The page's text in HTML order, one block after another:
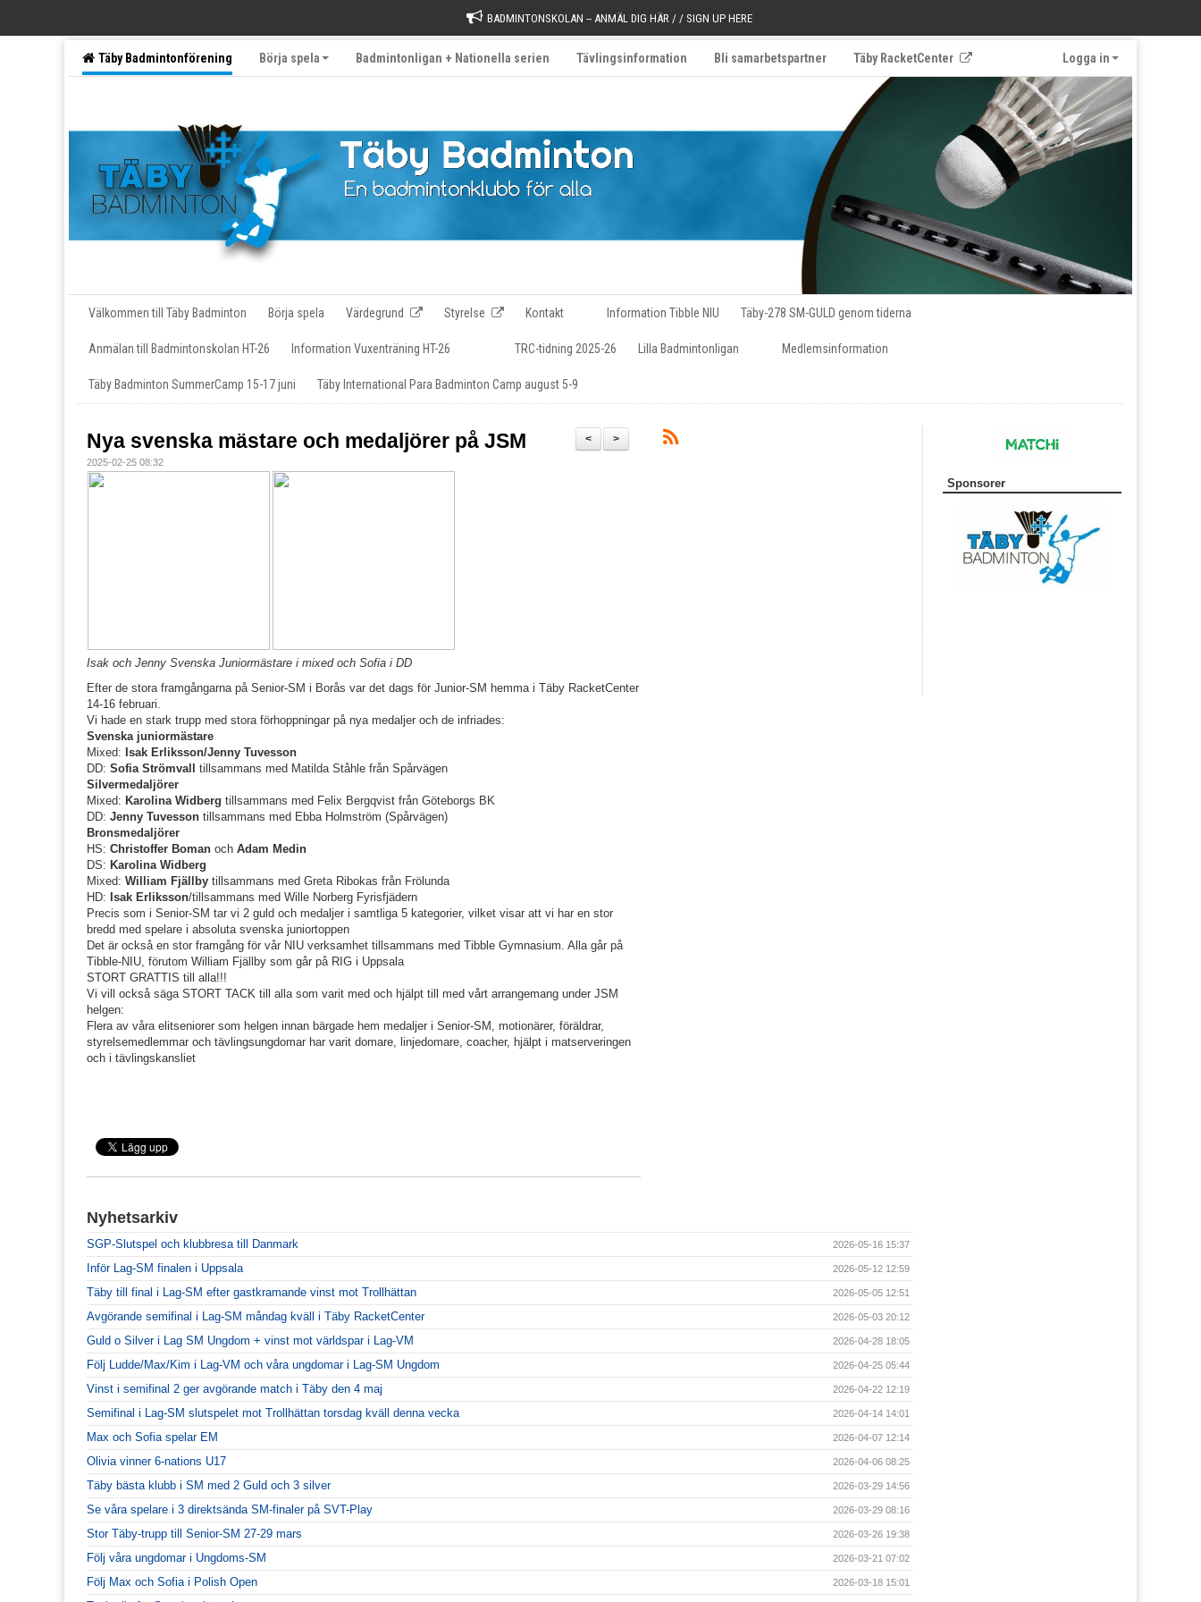
BADMINTONSKOLAN -- ANMÄL DIG HÄR / / SIGN UP HERE
Täby Badmintonförening Börja spela Badmintonligan + Nationella serien Tävlingsinformation Bli samarbetspartner Täby RacketCenter Logga in
Välkommen till Täby Badminton Börja spela Värdegrund Styrelse Kontakt Information Tibble NIU Täby-278 SM-GULD genom tiderna
Anmälan till Badmintonskolan HT-26 Information Vuxenträning HT-26 TRC-tidning 2025-26 Lilla Badmintonligan Medlemsinformation
Täby Badminton SummerCamp 15-17 juni Täby International Para Badminton Camp august 5-9
>
<
Nya svenska mästare och medaljörer på JSM
2025-02-25 08:32
Isak och Jenny Svenska Juniormästare i mixed och Sofia i DD
Efter de stora framgångarna på Senior-SM i Borås var det dags för Junior-SM hemma i Täby RacketCenter
14-16 februari.
Vi hade en stark trupp med stora förhoppningar på nya medaljer och de infriades:
Svenska juniormästare
Mixed: Isak Erliksson/Jenny Tuvesson
DD: Sofia Strömvall tillsammans med Matilda Ståhle från Spårvägen
Silvermedaljörer
Mixed: Karolina Widberg tillsammans med Felix Bergqvist från Göteborgs BK
DD: Jenny Tuvesson tillsammans med Ebba Holmström (Spårvägen)
Bronsmedaljörer
HS: Christoffer Boman och Adam Medin
DS: Karolina Widberg
Mixed: William Fjällby tillsammans med Greta Ribokas från Frölunda
HD: Isak Erliksson/tillsammans med Wille Norberg Fyrisfjädern
Precis som i Senior-SM tar vi 2 guld och medaljer i samtliga 5 kategorier, vilket visar att vi har en stor
bredd med spelare i absoluta svenska juniortoppen
Det är också en stor framgång för vår NIU verksamhet tillsammans med Tibble Gymnasium. Alla går på
Tibble-NIU, förutom William Fjällby som går på RIG i Uppsala
STORT GRATTIS till alla!!!
Vi vill också säga STORT TACK till alla som varit med och hjälpt till med vårt arrangemang under JSM
helgen:
Flera av våra elitseniorer som helgen innan bärgade hem medaljer i Senior-SM, motionärer, föräldrar,
styrelsemedlemmar och tävlingsungdomar har varit domare, linjedomare, coacher, hjälpt i matserveringen
och i tävlingskansliet
Nyhetsarkiv
SGP-Slutspel och klubbresa till Danmark 2026-05-16 15:37
Inför Lag-SM finalen i Uppsala 2026-05-12 12:59
Täby till final i Lag-SM efter gastkramande vinst mot Trollhättan 2026-05-05 12:51
Avgörande semifinal i Lag-SM måndag kväll i Täby RacketCenter 2026-05-03 20:12
Guld o Silver i Lag SM Ungdom + vinst mot världspar i Lag-VM 2026-04-28 18:05
Följ Ludde/Max/Kim i Lag-VM och våra ungdomar i Lag-SM Ungdom 2026-04-25 05:44
Vinst i semifinal 2 ger avgörande match i Täby den 4 maj 2026-04-22 12:19
Semifinal i Lag-SM slutspelet mot Trollhättan torsdag kväll denna vecka 2026-04-14 14:01
Max och Sofia spelar EM 2026-04-07 12:14
Olivia vinner 6-nations U17 2026-04-06 08:25
Täby bästa klubb i SM med 2 Guld och 3 silver 2026-03-29 14:56
Se våra spelare i 3 direktsända SM-finaler på SVT-Play 2026-03-29 08:16
Stor Täby-trupp till Senior-SM 27-29 mars 2026-03-26 19:38
Följ våra ungdomar i Ungdoms-SM 2026-03-21 07:02
Följ Max och Sofia i Polish Open 2026-03-18 15:01
Sponsorer